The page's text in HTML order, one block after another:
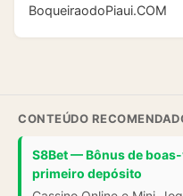
BoqueiraodoPiaui.COM
CONTEÚDO
S8Bet — Bônus de
primeiro depósito